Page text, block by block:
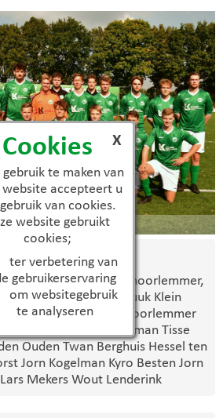
Cookies
gebruik te maken van
website accepteert u
van cookies.
website gebruikt
cookies;
ter verbetering van
gebruikerservaring
om websitegebruik
te analyseren
X
Heeten 8
Selectie
Joep Heuven, Niels Schoorlemmer,
ten Hunneman, Luuk Klein
Hugo Stijn Schoorlemmer
Hoogeslag Stan Jonkman Tisse
Ouden Twan Berghuis Hessel ten
Jorn Kogelman Kyro Besten Jorn
Mekers Wout Lenderink